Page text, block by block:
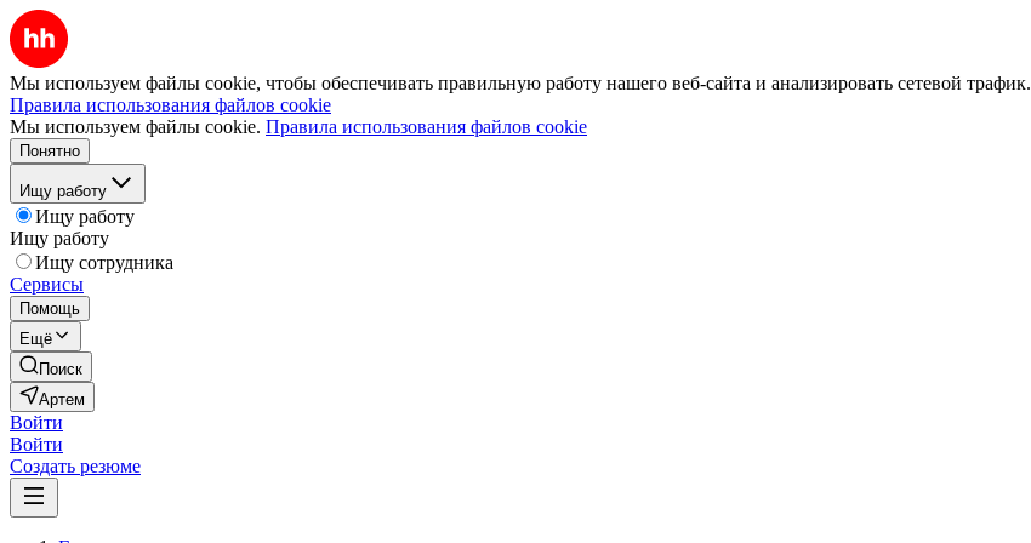
Мы используем файлы cookie, чтобы обеспечивать правильную работу нашего веб-сайта и анализировать сетевой трафик.
Правила использования файлов cookie
Мы используем файлы cookie. Правила использования файлов cookie
Понятно
Ищу работу
Ищу работу
Ищу работу
Ищу сотрудника
Сервисы
Помощь
Ещё
Поиск
Артем
Войти
Войти
Создать резюме